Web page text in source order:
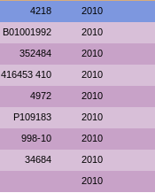
4218 2010
B01001992 2010
352484 2010
416453 410 2010
4972 2010
P109183 2010
998-10 2010
34684 2010
2010